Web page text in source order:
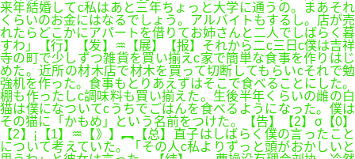
来年結婚してc私はあと三年ちょっと大学に通うの。まあそれ
くらいのお金にはなるでしょう。アルバイトもするし。店が売
れたらどこかにアパートを借りてお姉さんと二人でしばらく暮
すわ」【行】【发】♒【展】【报】それから二c三日c僕は吉祥
寺の町で少しずつ雑貨を買い揃えc家で簡単な食事を作りはじ
めた。近所の材木店で材木を買って切断してもらいcそれで勉
強机を作った。食事もとりあえずはそこで食べることにした。
棚も作ったしc調味料も買い揃えた。生後半年くらいの雌の白
猫は僕になついてcうちでごはんを食べるようになった。僕は
その猫に「かもめ」という名前をつけた。【告】【2】σ【0】
【2】¡【1】♒【》】︻【总】直子はしばらく僕の言ったこと
について考えていた。「その人c私よりずっと頭がおかしいと